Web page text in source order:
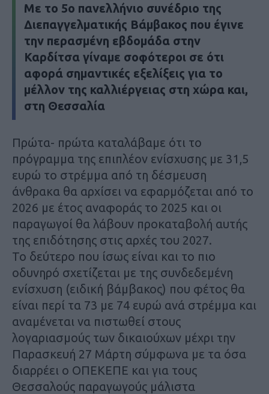
Με το 5ο πανελλήνιο συνέδριο της
Διεπαγγελματικής Βάμβακος που έγινε
την περασμένη εβδομάδα στην
Καρδίτσα γίναμε σοφότεροι σε ότι
αφορά σημαντικές εξελίξεις για το
μέλλον της καλλιέργειας στη χώρα και,
στη Θεσσαλία
Πρώτα- πρώτα καταλάβαμε ότι το
πρόγραμμα της επιπλέον ενίσχυσης με 31,5
ευρώ το στρέμμα από τη δέσμευση
άνθρακα θα αρχίσει να εφαρμόζεται από το
2026 με έτος αναφοράς το 2025 και οι
παραγωγοί θα λάβουν προκαταβολή αυτής
της επιδότησης στις αρχές του 2027.
Το δεύτερο που ίσως είναι και το πιο
οδυνηρό σχετίζεται με της συνδεδεμένη
ενίσχυση (ειδική βάμβακος) που φέτος θα
είναι περί τα 73 με 74 ευρώ ανά στρέμμα και
αναμένεται να πιστωθεί στους
λογαριασμούς των δικαιούχων μέχρι την
Παρασκευή 27 Μάρτη σύμφωνα με τα όσα
διαρρέει ο ΟΠΕΚΕΠΕ και για τους
Θεσσαλούς παραγωγούς μάλιστα